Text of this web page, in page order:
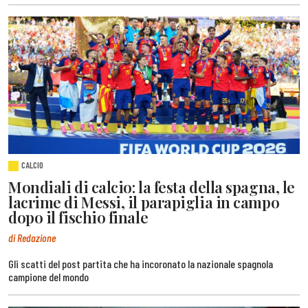
CALCIO
Mondiali di calcio: la festa della spagna, le
lacrime di Messi, il parapiglia in campo
dopo il fischio finale
di Redazione
Gli scatti del post partita che ha incoronato la nazionale spagnola
campione del mondo